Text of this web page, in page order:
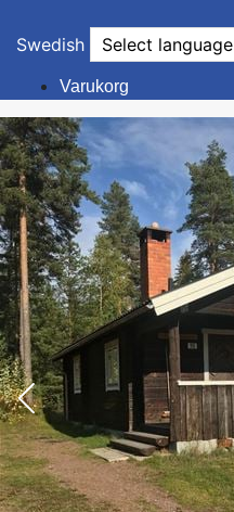
Swedish Select language
Varukorg